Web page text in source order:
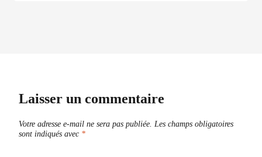
Laisser un commentaire
Votre adresse e-mail ne sera pas publiée. Les champs obligatoires
sont indiqués avec *